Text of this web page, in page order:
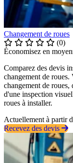
Changement de roues
(0)
Économisez en
Comparez des devis
changement de roues.
changement de
d'une inspection
roues à installer.
Actuellement à partir
Recevez des devis